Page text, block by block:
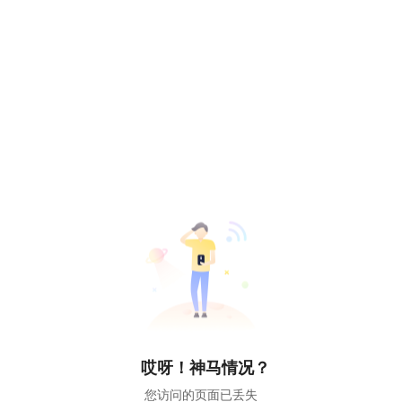
哎呀！神马情况？
您访问的页面已丢失